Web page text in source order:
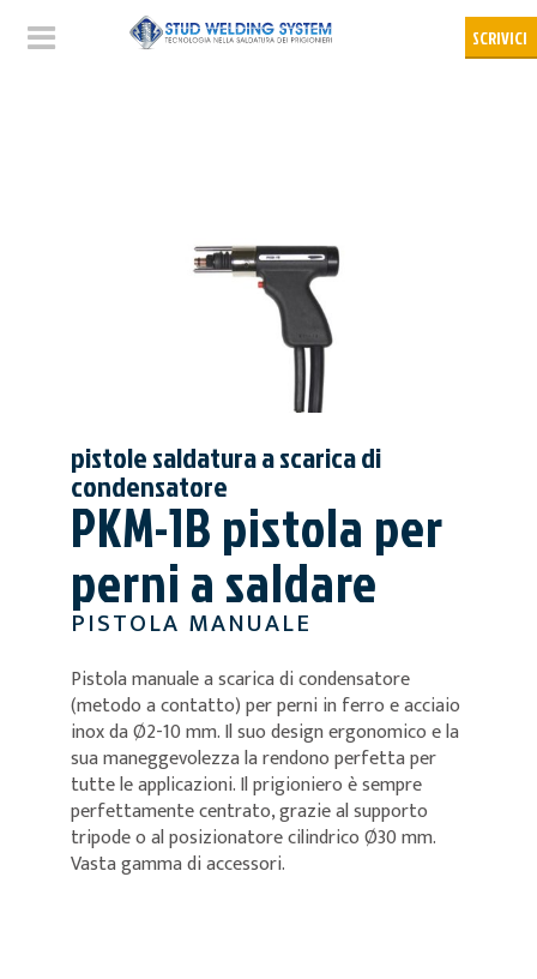
pistole saldatura a scarica di
condensatore
PKM-1B pistola per
perni a saldare
PISTOLA MANUALE
Pistola manuale a scarica di condensatore
(metodo a contatto) per perni in ferro e acciaio
inox da Ø2-10 mm. Il suo design ergonomico e la
sua maneggevolezza la rendono perfetta per
tutte le applicazioni. Il prigioniero è sempre
perfettamente centrato, grazie al supporto
tripode o al posizionatore cilindrico Ø30 mm.
Vasta gamma di accessori.